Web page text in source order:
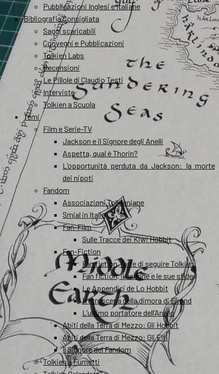
Pubblicazioni Inglesi e Italiane
Bibliografia Consigliata
Saggi scaricabili
Convegni e Pubblicazioni
Tolkien Labs
Recensioni
Le Pillole di Claudio Testi
Interviste
Tolkien a Scuola
Temi
Film e Serie-TV
Jackson e il Signore degli Anelli
Aspetta, qual è Thorin?
L’opportunità perduta da Jackson: la morte
dei nipoti
Fandom
Associazioni Tolkieniane
Smial in Italia
Fan-Film
Sulle Tracce dei Kiwi Hobbit
Fan-Fiction
Fan fiction, l’arte di seguire Tolkien
Fan fiction, il canone e le sue sfide
Le Appendici de Lo Hobbit
I retroscena della dimora di Elrond
L’ultimo portatore dell’Anello
Abiti della Terra di Mezzo: Gli Hobbit
Abiti della Terra di Mezzo: Gli Elfi
Il Signore del Fandom
Tolkien a Fumetti